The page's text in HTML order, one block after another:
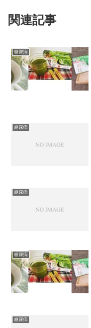
関連記事
糖尿病
糖尿病
糖尿病
糖尿病
糖尿病